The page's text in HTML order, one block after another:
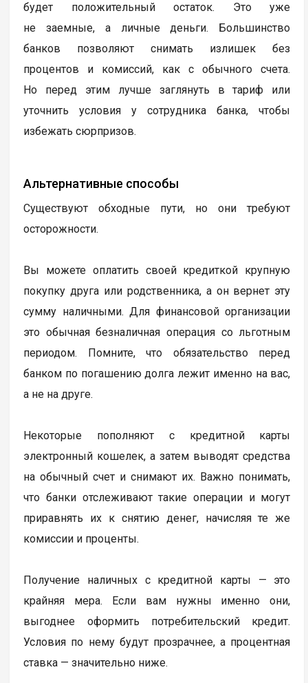
будет положительный остаток. Это уже
не заемные, а личные деньги. Большинство
банков позволяют снимать излишек без
процентов и комиссий, как с обычного счета.
Но перед этим лучше заглянуть в тариф или
уточнить условия у сотрудника банка, чтобы
избежать сюрпризов.
Альтернативные способы
Существуют обходные пути, но они требуют
осторожности.
Вы можете оплатить своей кредиткой крупную
покупку друга или родственника, а он вернет эту
сумму наличными. Для финансовой организации
это обычная безналичная операция со льготным
периодом. Помните, что обязательство перед
банком по погашению долга лежит именно на вас,
а не на друге.
Некоторые пополняют с кредитной карты
электронный кошелек, а затем выводят средства
на обычный счет и снимают их. Важно понимать,
что банки отслеживают такие операции и могут
приравнять их к снятию денег, начисляя те же
комиссии и проценты.
Получение наличных с кредитной карты — это
крайняя мера. Если вам нужны именно они,
выгоднее оформить потребительский кредит.
Условия по нему будут прозрачнее, а процентная
ставка — значительно ниже.